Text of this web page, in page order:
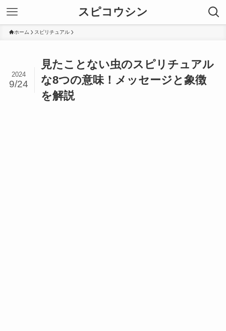
スピコウシン
ホーム スピリチュアル
見たことない虫のスピリチュアル
な8つの意味！メッセージと象徴
を解説
2024
9/24